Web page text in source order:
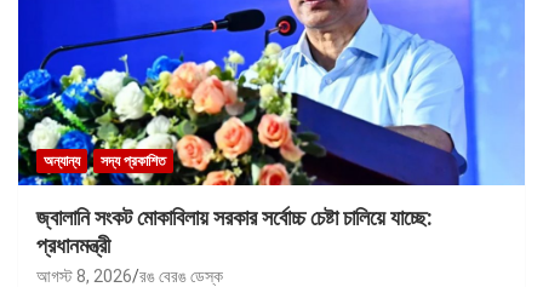
অন্যান্য সদ্য প্রকাশিত
জ্বালানি সংকট মোকাবিলায় সরকার সর্বোচ্চ চেষ্টা চালিয়ে যাচ্ছে:
প্রধানমন্ত্রী
আগস্ট 8, 2026 রঙ বেরঙ ডেস্ক